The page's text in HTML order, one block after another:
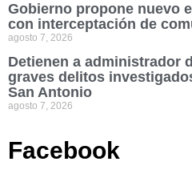
Gobierno propone nuevo
con interceptación de
agosto 7, 2026
Detienen a administrador
graves delitos
San Antonio
agosto 7, 2026
Facebook